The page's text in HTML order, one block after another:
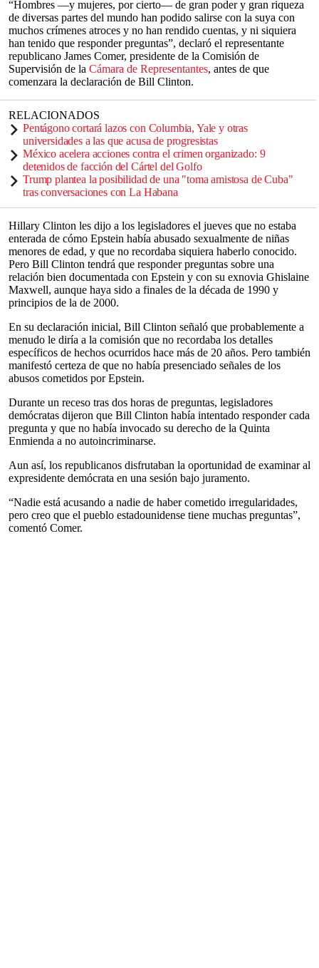
“Hombres —y mujeres, por cierto— de gran poder y gran riqueza
de diversas partes del mundo han podido salirse con la suya con
muchos crímenes atroces y no han rendido cuentas, y ni siquiera
han tenido que responder preguntas”, declaró el representante
republicano James Comer, presidente de la Comisión de
Supervisión de la Cámara de Representantes, antes de que
comenzara la declaración de Bill Clinton.
RELACIONADOS
Pentágono cortará lazos con Columbia, Yale y otras
universidades a las que acusa de progresistas
México acelera acciones contra el crimen organizado: 9
detenidos de facción del Cártel del Golfo
Trump plantea la posibilidad de una "toma amistosa de Cuba"
tras conversaciones con La Habana
Hillary Clinton les dijo a los legisladores el jueves que no estaba
enterada de cómo Epstein había abusado sexualmente de niñas
menores de edad, y que no recordaba siquiera haberlo conocido.
Pero Bill Clinton tendrá que responder preguntas sobre una
relación bien documentada con Epstein y con su exnovia Ghislaine
Maxwell, aunque haya sido a finales de la década de 1990 y
principios de la de 2000.
En su declaración inicial, Bill Clinton señaló que probablemente a
menudo le diría a la comisión que no recordaba los detalles
específicos de hechos ocurridos hace más de 20 años. Pero también
manifestó certeza de que no había presenciado señales de los
abusos cometidos por Epstein.
Durante un receso tras dos horas de preguntas, legisladores
demócratas dijeron que Bill Clinton había intentado responder cada
pregunta y que no había invocado su derecho de la Quinta
Enmienda a no autoincriminarse.
Aun así, los republicanos disfrutaban la oportunidad de examinar al
expresidente demócrata en una sesión bajo juramento.
“Nadie está acusando a nadie de haber cometido irregularidades,
pero creo que el pueblo estadounidense tiene muchas preguntas”,
comentó Comer.